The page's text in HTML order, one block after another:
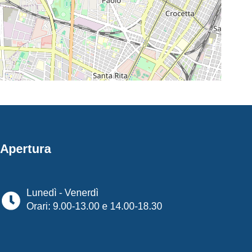
Apertura
Lunedì - Venerdì
Orari: 9.00-13.00 e 14.00-18.30